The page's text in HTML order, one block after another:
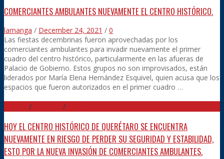
COMERCIANTES AMBULANTES NUEVAMENTE EL CENTRO HISTÓRICO.
lamanga / December 24, 2021 / 0
Las fiestas decembrinas fueron aprovechadas por los
comerciantes ambulantes para invadir nuevamente el primer
cuadro del centro histórico, particularmente en las afueras de
Palacio de Gobierno. Estos grupos no son improvisados, están
liderados por María Elena Hernández Esquivel, quien acusa que los
espacios que fueron autorizados en el primer cuadro …
/ /
HOY EL CENTRO HISTÓRICO DE QUERÉTARO SE ENCUENTRA
NUEVAMENTE EN RIESGO DE PERDER SU SEGURIDAD Y ESTABILIDAD,
ESTO POR LA NUEVA INVASIÓN DE COMERCIANTES AMBULANTES.